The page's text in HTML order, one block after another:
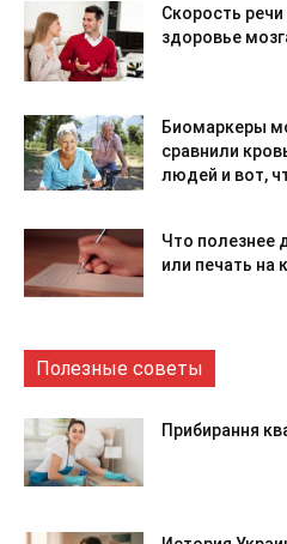
Скорость
здоровье
Биомаркеры
сравнили
людей и вот,
Что полезнее
или печать на
Полезные советы
Прибирання